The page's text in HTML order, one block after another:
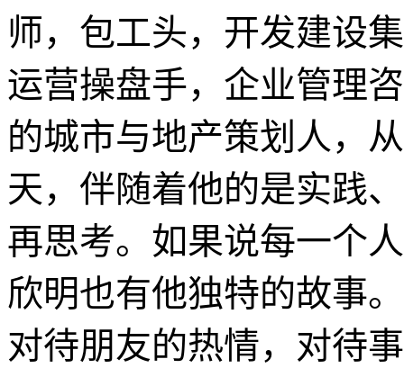
认识戴欣明有13个年
式成长。在技术上他是
合型专家，在实践上他
在媒体上他是财经评论
他的特别之处在于他
师，包工头，开发建设